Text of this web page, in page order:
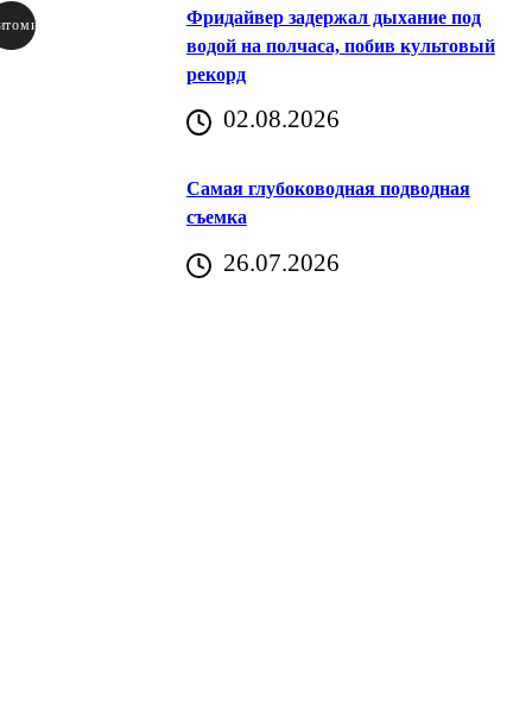
Фридайвер задержал дыхание под
водой на полчаса, побив культовый
рекорд
02.08.2026
Самая глубоководная подводная
съемка
26.07.2026